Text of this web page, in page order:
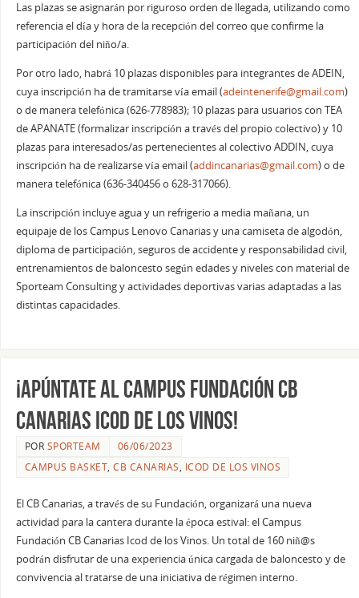
Las plazas se asignarán por riguroso orden de llegada, utilizando como
referencia el día y hora de la recepción del correo que confirme la
participación del niño/a.
Por otro lado, habrá 10 plazas disponibles para integrantes de ADEIN,
cuya inscripción ha de tramitarse vía email (adeintenerife@gmail.com)
o de manera telefónica (626-778983); 10 plazas para usuarios con TEA
de APANATE (formalizar inscripción a través del propio colectivo) y 10
plazas para interesados/as pertenecientes al colectivo ADDIN, cuya
inscripción ha de realizarse vía email (addincanarias@gmail.com) o de
manera telefónica (636-340456 o 628-317066).
La inscripción incluye agua y un refrigerio a media mañana, un
equipaje de los Campus Lenovo Canarias y una camiseta de algodón,
diploma de participación, seguros de accidente y responsabilidad civil,
entrenamientos de baloncesto según edades y niveles con material de
Sporteam Consulting y actividades deportivas varias adaptadas a las
distintas capacidades.
¡APÚNTATE AL CAMPUS FUNDACIÓN CB
CANARIAS ICOD DE LOS VINOS!
POR SPORTEAM
06/06/2023
CAMPUS BASKET,CB CANARIAS, ICOD DE LOS VINOS
El CB Canarias, a través de su Fundación, organizará una nueva
actividad para la cantera durante la época estival: el Campus
Fundación CB Canarias Icod de los Vinos. Un total de 160 niñ@s
podrán disfrutar de una experiencia única cargada de baloncesto y de
convivencia al tratarse de una iniciativa de régimen interno.